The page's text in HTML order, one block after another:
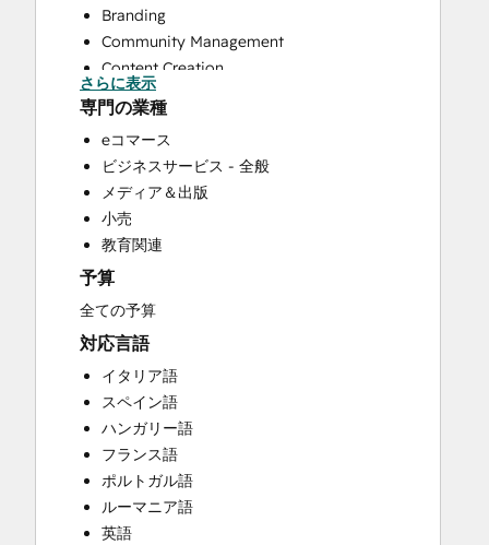
Branding
Community Management
Content Creation
Conversational Marketing
CRM Implementation
CRM Migration
Custom API Integrations
Customer Marketing
Customer Success Training
Customer Support Training
Customer Survey and Analysis
Email Marketing
Full Inbound Marketing Services
Help Desk Implementation
HubSpot Onboarding
Knowledge Base Development
Paid Advertising
Programmable Automation
Sales and Marketing Alignment
Sales Coaching and Training
Sales Enablement
さらに表示
専門の業種
eコマース
ビジネスサービス - 全般
メディア＆出版
小売
教育関連
予算
全ての予算
対応言語
イタリア語
スペイン語
ハンガリー語
フランス語
ポルトガル語
ルーマニア語
英語